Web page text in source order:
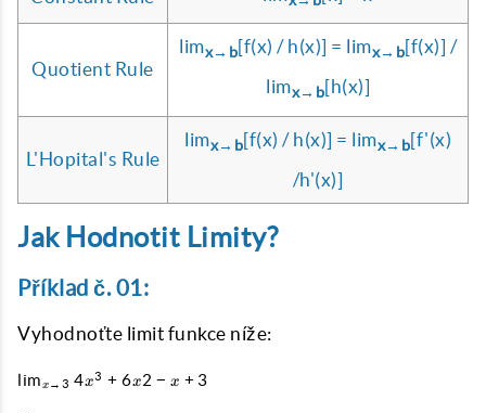
Quotient Rule
limx→b[f(x) / h(x)] = limx→b[f(x)] /
limx→b[h(x)]
L'Hopital's Rule
limx→b[f(x) / h(x)] = limx→b[f'(x)
/h'(x)]
Jak Hodnotit Limity?
Příklad č. 01:
Vyhodnoťte limit funkce níže:
\lim_{x \to 3}
lim x → 3 4x3 + 6x2 − x + 3